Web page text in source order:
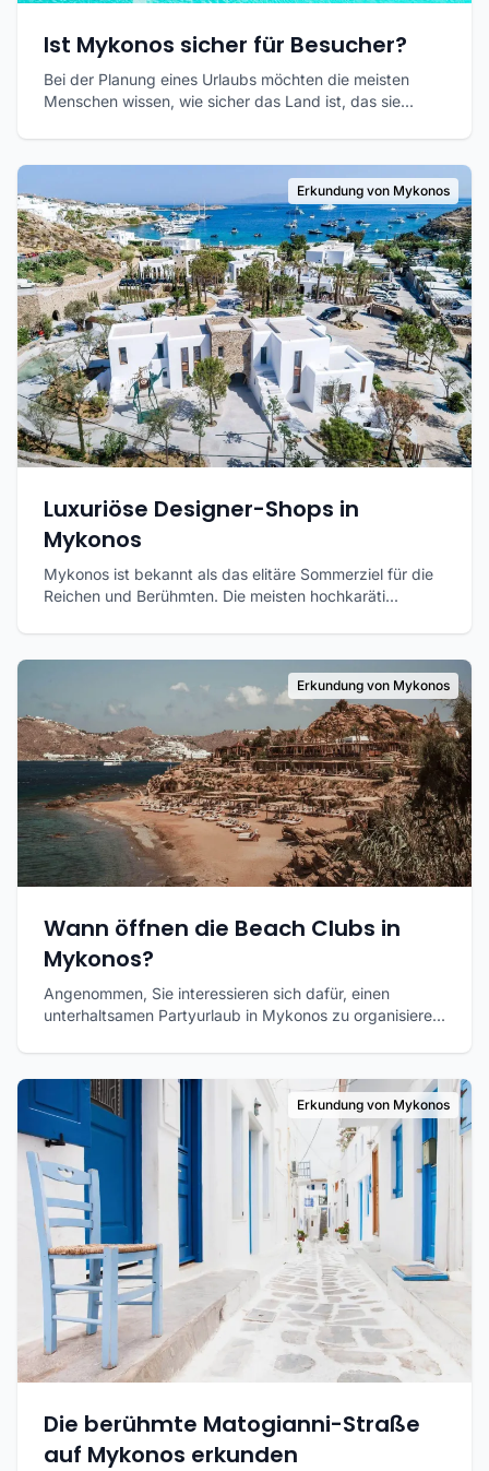
Ist Mykonos sicher für Besucher?
Bei der Planung eines Urlaubs möchten die meisten
Menschen wissen, wie sicher das Land ist, das sie...
Erkundung von Mykonos
Luxuriöse Designer-Shops in
Mykonos
Mykonos ist bekannt als das elitäre Sommerziel für die
Reichen und Berühmten. Die meisten hochkaräti...
Erkundung von Mykonos
Wann öffnen die Beach Clubs in
Mykonos?
Angenommen, Sie interessieren sich dafür, einen
unterhaltsamen Partyurlaub in Mykonos zu organisiere...
Erkundung von Mykonos
Die berühmte Matogianni-Straße
auf Mykonos erkunden